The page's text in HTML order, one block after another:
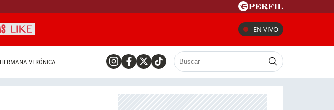
EN VIVO
HERMANA VERÓNICA